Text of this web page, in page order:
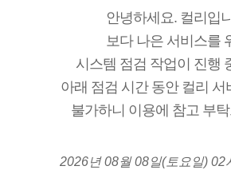
안녕하세요. 컬리입
보다 나은 서비스를
시스템 점검 작업이 진행
아래 점검 시간 동안 컬리 서
불가하니 이용에 참고 부
2026년 08월 08일(토요일) 02